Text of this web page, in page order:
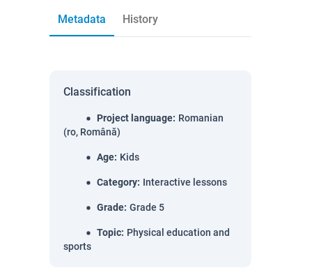
Metadata History
Classification
Project language: Romanian
(ro, Română)
Age: Kids
Category: Interactive lessons
Grade: Grade 5
Topic: Physical education and
sports